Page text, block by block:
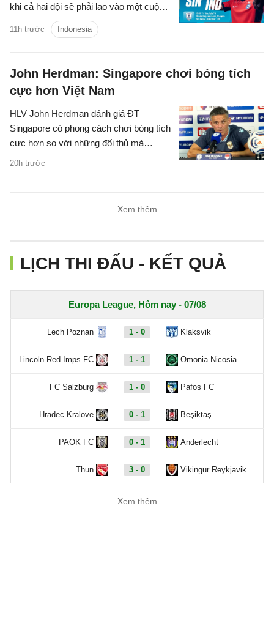
khi cả hai đội sẽ phải lao vào một cuộc
chiến để giành tấm vé duy nhất còn lại
vào bán kết.
11h trước Indonesia
John Herdman: Singapore chơi bóng tích
cực hơn Việt Nam
HLV John Herdman đánh giá ĐT
Singapore có phong cách chơi bóng tích
cực hơn so với những đối thủ mà
Garuda đã gặp trước đó.
20h trước
Xem thêm
LỊCH THI ĐẤU - KẾT QUẢ
Europa League, Hôm nay - 07/08
Lech Poznan 1 - 0 Klaksvik
Lincoln Red Imps FC 1 - 1 Omonia Nicosia
FC Salzburg 1 - 0 Pafos FC
Hradec Kralove 0 - 1 Beşiktaş
PAOK FC 0 - 1 Anderlecht
Thun 3 - 0 Vikingur Reykjavik
6 - 1
Xem thêm